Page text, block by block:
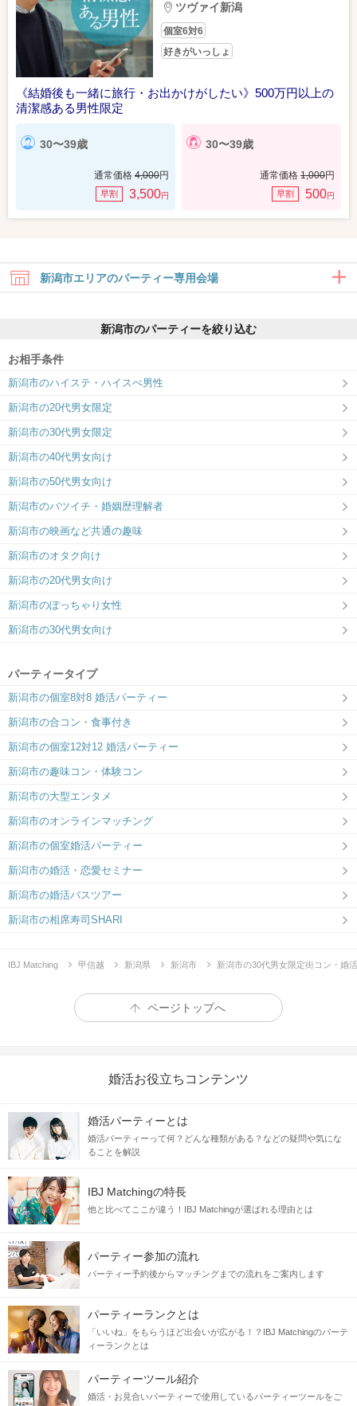
ツヴァイ新潟
個室6対6
好きがいっしょ
《結婚後も一緒に旅行・お出かけがしたい》500万円以上の
清潔感ある男性限定
30〜39歳
通常価格 4,000円
早割 3,500円
30〜39歳
通常価格 1,000円
早割 500円
新潟市エリアのパーティー専用会場
＼全席個室！／ナチュラルで清潔感のあ
るパーティー会場♪
新潟市のパーティーを絞り込む
お相手条件
新潟市のハイステ・ハイスぺ男性
新潟市の20代男女限定
新潟市の30代男女限定
新潟市の40代男女向け
新潟市の50代男女向け
新潟市のバツイチ・婚姻歴理解者
新潟市の映画など共通の趣味
新潟市のオタク向け
新潟市の20代男女向け
新潟市のぽっちゃり女性
新潟市の30代男女向け
パーティータイプ
新潟市の個室8対8 婚活パーティー
新潟市の合コン・食事付き
新潟市の個室12対12 婚活パーティー
新潟市の趣味コン・体験コン
新潟市の大型エンタメ
新潟市のオンラインマッチング
新潟市の個室婚活パーティー
新潟市の婚活・恋愛セミナー
新潟市の婚活バスツアー
新潟市の相席寿司SHARI
IBJ Matching 甲信越 新潟県 新潟市 新潟市の30代男女限定街コン・婚
ページトップへ
婚活お役立ちコンテンツ
婚活パーティーとは
婚活パーティーって何？どんな種類がある？などの疑問や気にな
ることを解説
IBJ Matchingの特長
他と比べてここが違う！IBJ Matchingが選ばれる理由とは
パーティー参加の流れ
パーティー予約後からマッチングまでの流れをご案内します
パーティーランクとは
「いいね」をもらうほど出会いが広がる！？IBJ Matchingのパーテ
ィーランクとは
パーティーツール紹介
婚活・お見合いパーティーで使用しているパーティーツールをご